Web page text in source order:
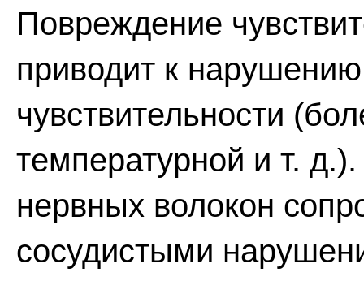
Повреждение
приводит к
чувствительности
температурной и т.
нервных волокон
сосудистыми